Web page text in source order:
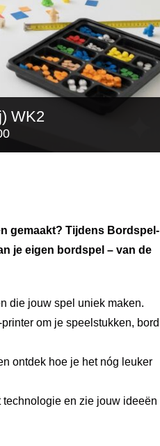
WK2
gemaakt? Tijdens Bordspel-
je eigen bordspel – van de
die jouw spel uniek maken.
om je speelstukken, bord
ontdek hoe je het nóg leuker
en zie jouw ideeën